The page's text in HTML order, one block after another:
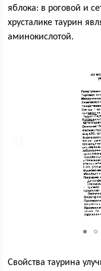
яблока: в роговой и
хрусталике таурин
аминокислотой.
Свойства таурина